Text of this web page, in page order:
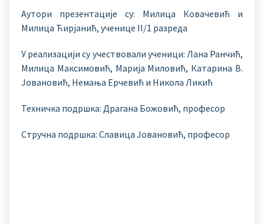
Аутори презентације су: Милица Ковачевић и
Милица Ћирјанић, ученице II/1 разреда
У реализацији су учествовали ученици: Лана Ранчић,
Милица Максимовић, Марија Миловић, Катарина В.
Јовановић, Немања Ерчевић и Никола Ликић
Техничка подршка: Драгана Божовић, професор
Стручна подршка: Славица Јовановић, професор